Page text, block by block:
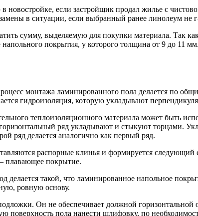
новостройке, если застройщик продал жилье с
в ситуации, если выбранный ранее линолеум не
сумму, выделяемую для покупки материала. Так
покрытия, у которого толщина от 9 до 11
монтажа ламинированного пола делается по
гидроизоляция, которую укладывают
теплоизоляционного материала может быть
ряд укладывают и стыкуют торцами.
ряд делается аналогично как первый ряд.
распорные клинья и формируется
плавающее покрытие.
такой, что ламинированное напольное
ровную основу.
Он не обеспечивает должной
поверхность пола нанести шлифовку, по